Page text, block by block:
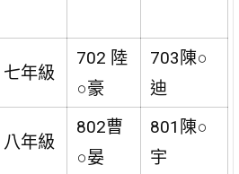
七年級
702 陸
○豪
703陳○
迪
八年級
802曹
○晏
801陳○
宇